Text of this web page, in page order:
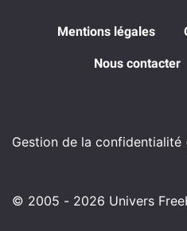
Mentions légales
Nous contacter
Gestion de la confidentialité
© 2005 - 2026 Univers